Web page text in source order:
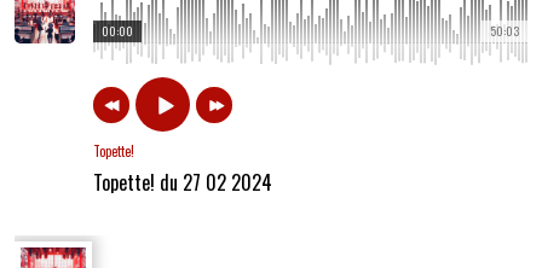
50:03
00:00
Topette!
Topette! du 27 02 2024